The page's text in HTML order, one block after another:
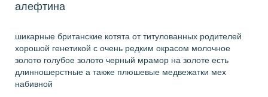
алефтина
шикарные британские котята от титулованных родителей
хорошой генетикой с очень редким окрасом молочное
золото голубое золото черный мрамор на золоте есть
длинношерстные а также плюшевые медвежатки мех
набивной